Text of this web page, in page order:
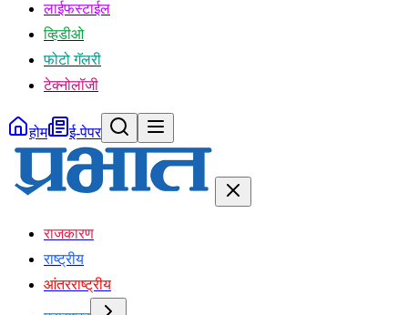
लाईफस्टाईल
व्हिडीओ
फोटो गॅलरी
टेक्नोलॉजी
होम ई-पेपर
राजकारण
राष्ट्रीय
आंतरराष्ट्रीय